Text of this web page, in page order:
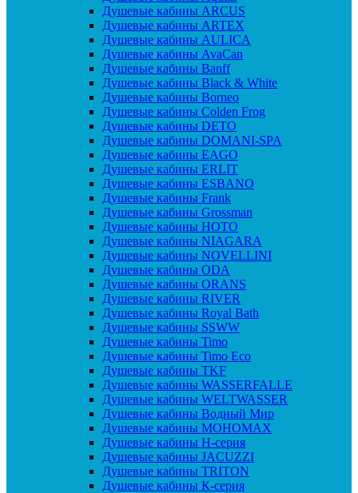
Душевые кабины ARCUS
Душевые кабины ARTEX
Душевые кабины AULICA
Душевые кабины AvaCan
Душевые кабины Banff
Душевые кабины Black & White
Душевые кабины Borneo
Душевые кабины Colden Frog
Душевые кабины DETO
Душевые кабины DOMANI-SPA
Душевые кабины EAGO
Душевые кабины ERLIT
Душевые кабины ESBANO
Душевые кабины Frank
Душевые кабины Grossman
Душевые кабины HOTO
Душевые кабины NIAGARA
Душевые кабины NOVELLINI
Душевые кабины ODA
Душевые кабины ORANS
Душевые кабины RIVER
Душевые кабины Royal Bath
Душевые кабины SSWW
Душевые кабины Timo
Душевые кабины Timo Eco
Душевые кабины TKF
Душевые кабины WASSERFALLE
Душевые кабины WELTWASSER
Душевые кабины Водный Мир
Душевые кабины МОНОМАХ
Душевые кабины H-серия
Душевые кабины JACUZZI
Душевые кабины TRITON
Душевые кабины К-серия